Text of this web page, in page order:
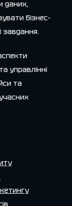
даних,
бізнес-
завдання.
управлінні
та